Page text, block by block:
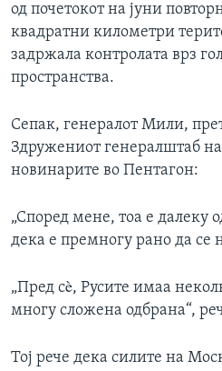
од почетокот на јуни
квадратни километри
задржала контролата врз
пространства.
Сепак, генералот Мили,
Здружениот генералштаб
новинарите во Пентагон:
„Според мене, тоа е далеку
дека е премногу рано да се
„Пред сè, Русите имаа
многу сложена одбрана“,
Тој рече дека силите на